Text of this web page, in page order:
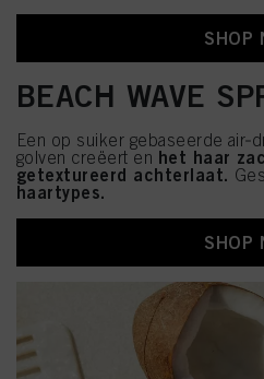
SHOP
BEACH WAVE
Een op suiker gebaseerde
golven creëert en het haar
getextureerd achterlaat.
haartypes.
SHOP